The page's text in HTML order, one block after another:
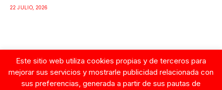
22 JULIO, 2026
Google
Este sitio web utiliza cookies propias y de terceros para
mejorar sus servicios y mostrarle publicidad relacionada con
sus preferencias, generada a partir de sus pautas de